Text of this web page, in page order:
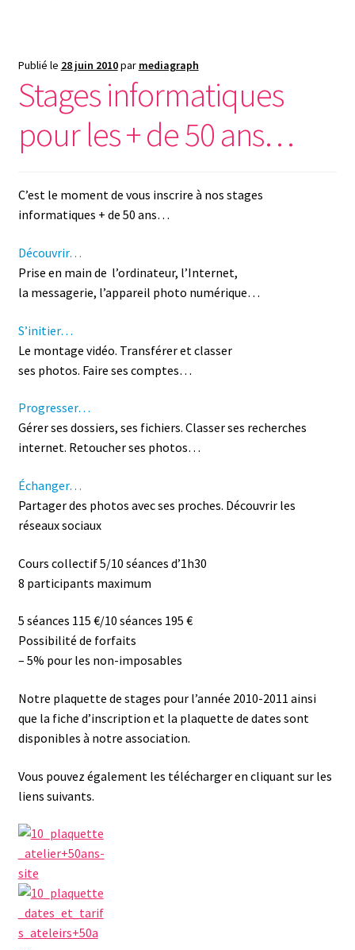
Publié le 28 juin 2010par mediagraph
Stages informatiques
pour les + de 50 ans…
C’est le moment de vous inscrire à nos stages
informatiques + de 50 ans…
Découvrir…
Prise en main de l’ordinateur, l’Internet,
la messagerie, l’appareil photo numérique…
S’initier…
Le montage vidéo. Transférer et classer
ses photos. Faire ses comptes…
Progresser…
Gérer ses dossiers, ses fichiers. Classer ses recherches
internet. Retoucher ses photos…
Échanger…
Partager des photos avec ses proches. Découvrir les
réseaux sociaux
Cours collectif 5/10 séances d’1h30
8 participants maximum
5 séances 115 €/10 séances 195 €
Possibilité de forfaits
– 5% pour les non-imposables
Notre plaquette de stages pour l’année 2010-2011 ainsi
que la fiche d’inscription et la plaquette de dates sont
disponibles à notre association.
Vous pouvez également les télécharger en cliquant sur les
liens suivants.